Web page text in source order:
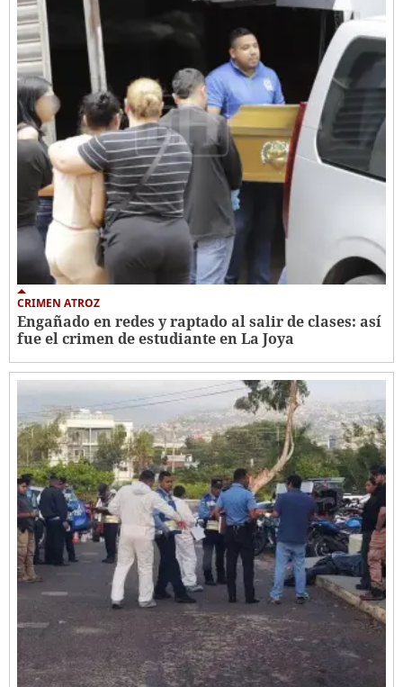
CRIMEN ATROZ
Engañado en redes y raptado al salir de clases: así
fue el crimen de estudiante en La Joya